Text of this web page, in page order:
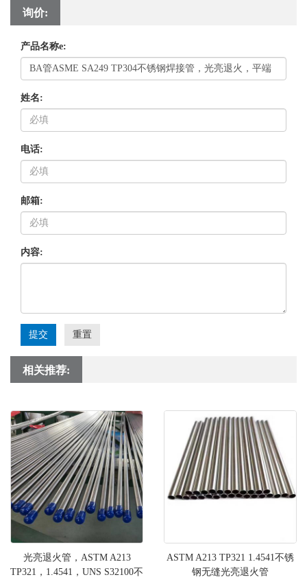
询价:
产品名称e:
姓名:
电话:
邮箱:
内容:
提交 重置
相关推荐:
光亮退火管，ASTM A213
TP321，1.4541，UNS S32100不
ASTM A213 TP321 1.4541不锈
钢无缝光亮退火管